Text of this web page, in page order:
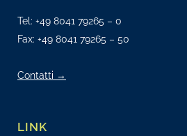
Tel: +49 8041 79265 – 0
Fax: +49 8041 79265 – 50
Contatti →
LINK